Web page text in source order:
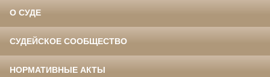
О СУДЕ
СУДЕЙСКОЕ СООБЩЕСТВО
НОРМАТИВНЫЕ АКТЫ